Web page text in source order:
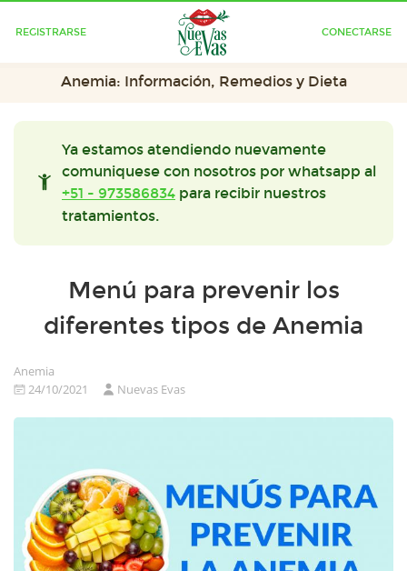
REGISTRARSE CONECTARSE
Anemia: Información, Remedios y Dieta
Ya estamos atendiendo nuevamente
comuniquese con nosotros por whatsapp al
+51 - 973586834 para recibir nuestros
tratamientos.
Menú para prevenir los
diferentes tipos de Anemia
Anemia
24/10/2021
Nuevas Evas